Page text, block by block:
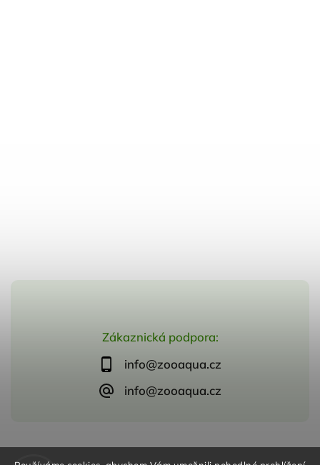
Zákaznická podpora:
info@zooaqua.cz
info@zooaqua.cz